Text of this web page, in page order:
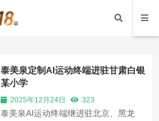
泰美泉定制AI运动终端进驻甘肃白银
某小学
2025年12月24日 323
泰美泉AI运动终端继进驻北京、黑龙